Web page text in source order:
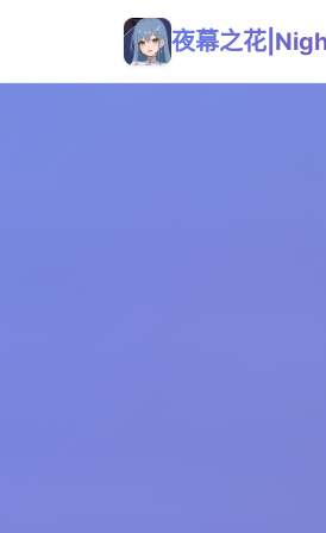
夜幕之花